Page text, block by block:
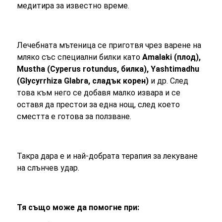
медитира за известно време.
Лечебната мътеница се приготвя чрез варене на
мляко със специални билки катоAmalaki (плод),
Mustha (Cyperus rotundus, билка), Yashtimadhu
(Glycyrrhiza Glabra, сладък корен) и др. След
това към него се добавя малко извара и се
оставя да престои за една нощ, след което
сместта е готова за ползване.
Такра дара е и най-добрата терапия за лекуване
на слънчев удар.
Тя също може да помогне при: